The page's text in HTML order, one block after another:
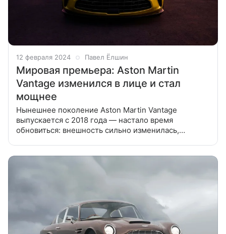
12 февраля 2024 Павел Ёлшин
Мировая премьера: Aston Martin
Vantage изменился в лице и стал
мощнее
Нынешнее поколение Aston Martin Vantage
выпускается с 2018 года — настало время
обновиться: внешность сильно изменилась,